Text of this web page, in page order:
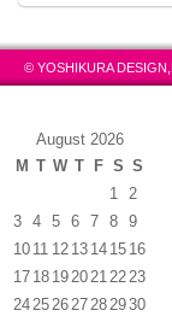
© YOSHIKURA
August 2026
M T W T F S S
1
2
3
4 5 6 7 8
9
10 11 12 13 14 15 16
17 18 19 20 21 22 23
24 25 26 27 28 2930